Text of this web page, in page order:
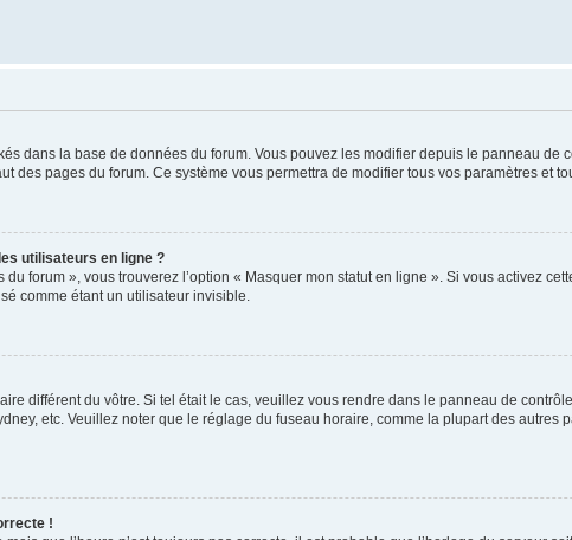
dans la base de données du forum. Vous pouvez les modifier depuis le panneau de
des pages du forum. Ce système vous permettra de modifier tous vos paramètres et
utilisateurs en ligne ?
forum », vous trouverez l’option « Masquer mon statut en ligne ». Si vous activez
comme étant un utilisateur invisible.
différent du vôtre. Si tel était le cas, veuillez vous rendre dans le panneau de
etc. Veuillez noter que le réglage du fuseau horaire, comme la plupart des autres
!